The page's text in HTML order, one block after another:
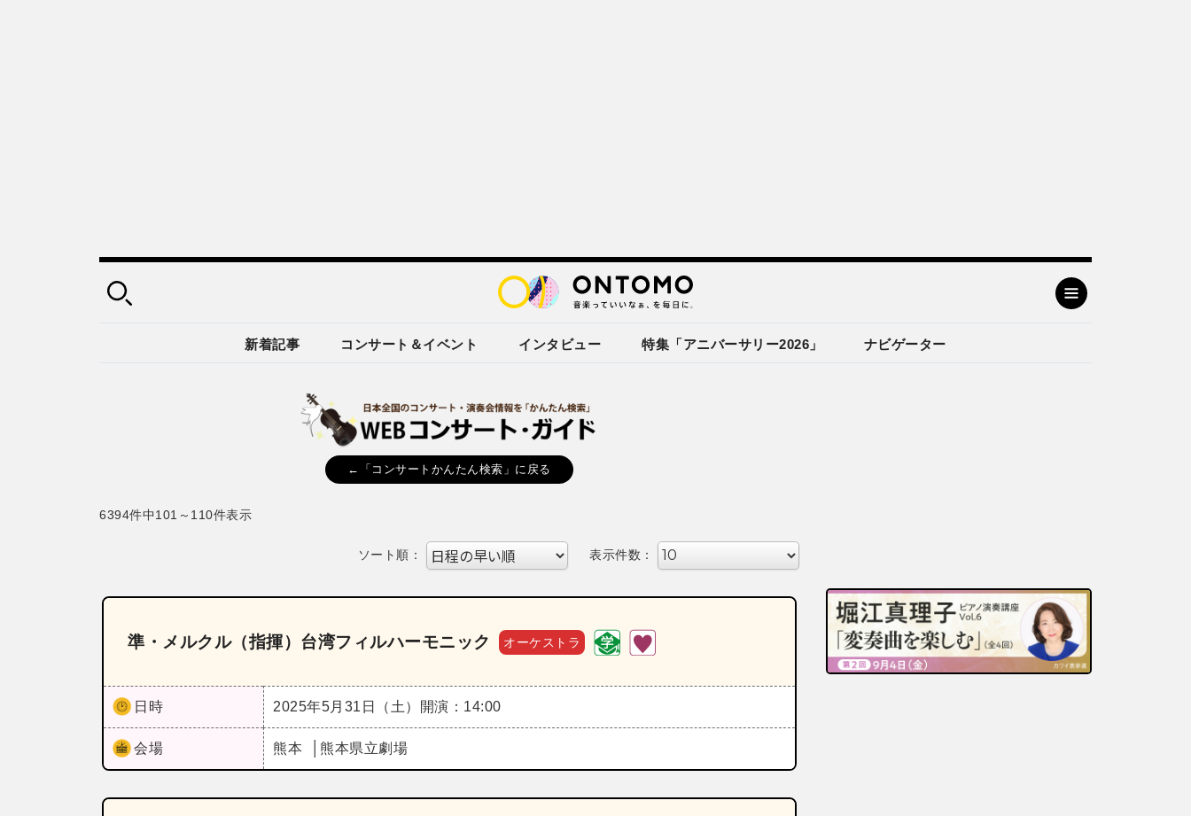
新着記事 コンサート＆イベント インタビュー 特集「アニバーサリー2026」 ナビゲーター
←「コンサートかんたん検索」に戻る
6394件中101～110件表示
ソート順： 表示件数：
準・メルクル（指揮）台湾フィルハーモニック オーケストラ
日時 2025年5月31日（土） 開演：14:00
会場 熊本 熊本県立劇場